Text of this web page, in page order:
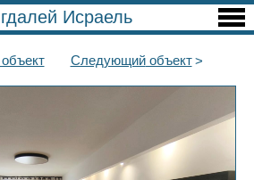
Исраель
Следующийобъект